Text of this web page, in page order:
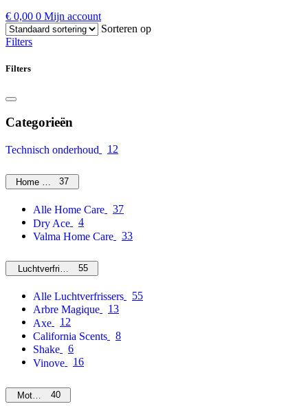
€ 0,00 0 Mijn account
Sorteren op
Filters
Filters
Categorieën
Technisch onderhoud 12
Home Care37
Alle Home Care
37
Dry Ace
4
Valma Home Care
33
Luchtverfrissers55
Alle Luchtverfrissers
55
Arbre Magique
13
Axe
12
California Scents
8
Shake
6
Vinove
16
Motorolie40